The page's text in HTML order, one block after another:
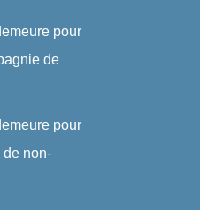
pour
de
pour
non-